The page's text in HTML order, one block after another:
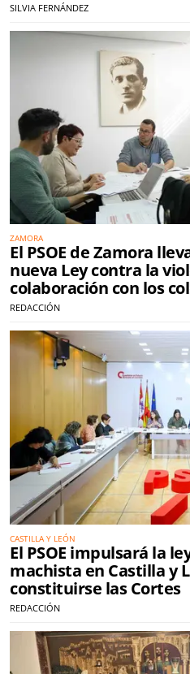
SILVIA FERNÁNDEZ
ZAMORA
El PSOE de Zamora
nueva Ley contra la
colaboración con los
REDACCIÓN
CASTILLA Y LEÓN
El PSOE impulsará la
machista en Castilla y
constituirse las Cortes
REDACCIÓN